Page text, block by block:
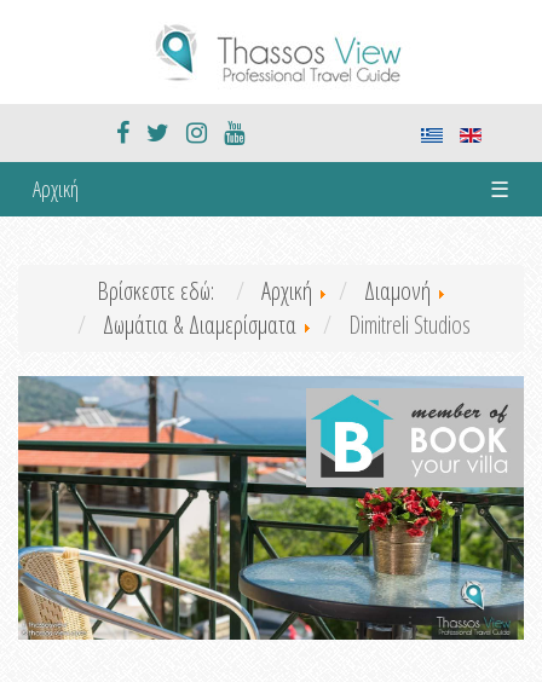
Αρχική ☰
Βρίσκεστε εδώ: Αρχική
Διαμονή
Δωμάτια & Διαμερίσματα
Dimitreli Studios